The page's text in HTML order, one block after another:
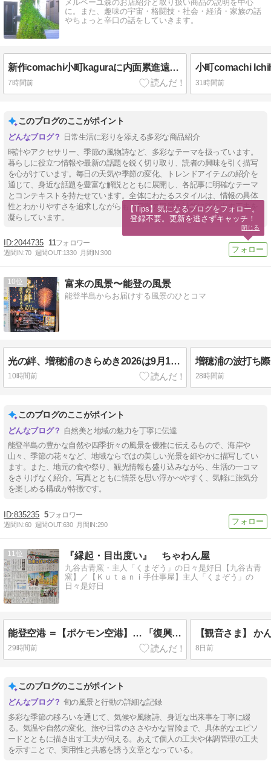
メルベーユ森のお店紹介と取り扱い商品の説明を中心
に。また、趣味の宇宙・格闘技・社会・経済・家族の話
やちょっと辛口の話をしていきます。
新作comachi小町kaguraに内面累進遠近両用レンズ～ドジャース今日も負けて7連敗～
7時間前 31時間前
このブログのここがポイント
日常生活に彩りを添える多彩な商品紹介
時計やアクセサリー、季節の風物詩など、多彩なテーマを扱っています。
暮らしに役立つ情報や最新の話題を鋭く切り取り、読者の興味を引く描写
を心がけています。毎日の天気や季節の変化、トレンドアイテムの紹介を
通じて、身近な話題を豊富な解説とともに展開し、各記事に明確なテーマ
とコンテキストを持たせています。全体にわたるスタイルは、情報の具体
性とわかりやすさを追求しながらも、日常の風景を詩的に映し出す工夫を
凝らしています。
2044735 11
週間IN:70 週間OUT:1330 月間IN:300
10 富来の風景〜能登の風景
能登半島からお届けする風景のひとコマ
光の絆、増穂浦のきらめき2026は9月12日(土)開催
10時間前
増穂浦の波打ち
28時間前
このブログのここがポイント
自然美と地域の魅力を丁寧に伝達
能登半島の豊かな自然や四季折々の風景を優雅に伝えるもので、海岸や
山々、季節の花々など、地域ならではの美しい光景を細やかに描写してい
ます。また、地元の食や祭り、観光情報も盛り込みながら、生活の一コマ
をさりげなく紹介。写真とともに情景を思い浮かべやすく、気軽に旅気分
を楽しめる構成が特徴です。
835235 5
週間IN:60 週間OUT:630 月間IN:290
11 『縁起・目出度い』 ちゃわん屋
九谷古青窯・主人「くまぞう」の日々是好日【九谷古青
窯】／【Ｋｕｔａｎｉ手仕事屋】主人「くまぞう」の
日々是好日
能登空港 ＝【ポケモン空港】… 「復興支援」 効果絶大！
29時間前
【観音さま】 か
8日前
このブログのここがポイント
旬の風景と行動の詳細な記録
多彩な季節の移ろいを通じて、気候や風物詩、身近な出来事を丁寧に綴
る。気温や自然の変化、旅や日常のささやかな冒険まで、具体的なエピソ
ードとともに描き出す工夫が伺える。あえて個人の工夫や体調管理の工夫
を示すことで、実用性と共感を誘う文章となっている。
【Tips】気になるブログをフォロー。
登録不要。更新を逃さずキャッチ！
閉じる